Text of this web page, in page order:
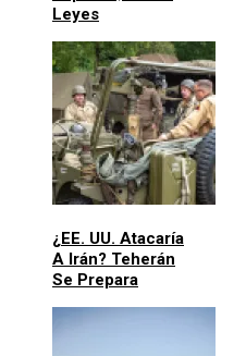
Leyes
¿EE. UU. Atacaría
A Irán? Teherán
Se Prepara